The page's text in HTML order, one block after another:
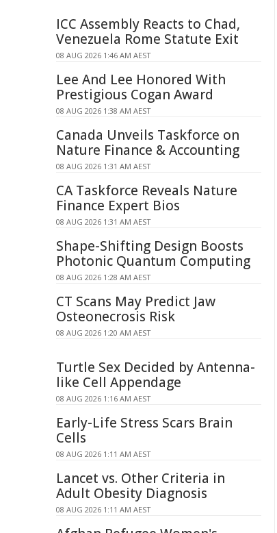
ICC Assembly Reacts to Chad,
Venezuela Rome Statute Exit
08 AUG 2026 1:46 AM AEST
Lee And Lee Honored With
Prestigious Cogan Award
08 AUG 2026 1:38 AM AEST
Canada Unveils Taskforce on
Nature Finance & Accounting
08 AUG 2026 1:31 AM AEST
CA Taskforce Reveals Nature
Finance Expert Bios
08 AUG 2026 1:31 AM AEST
Shape-Shifting Design Boosts
Photonic Quantum Computing
08 AUG 2026 1:28 AM AEST
CT Scans May Predict Jaw
Osteonecrosis Risk
08 AUG 2026 1:20 AM AEST
Turtle Sex Decided by Antenna-
like Cell Appendage
08 AUG 2026 1:16 AM AEST
Early-Life Stress Scars Brain
Cells
08 AUG 2026 1:11 AM AEST
Lancet vs. Other Criteria in
Adult Obesity Diagnosis
08 AUG 2026 1:11 AM AEST